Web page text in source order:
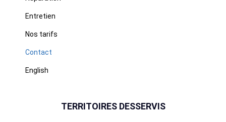
Entretien
Nos tarifs
Contact
English
TERRITOIRES DESSERVIS